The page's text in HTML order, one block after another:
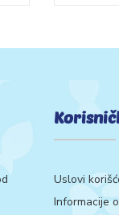
Uslovi
Informacije